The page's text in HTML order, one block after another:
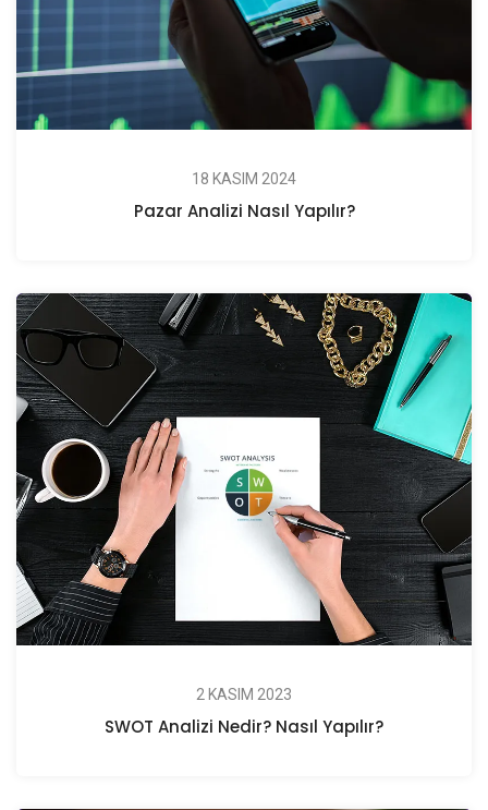
18 KASIM 2024
Pazar Analizi Nasıl Yapılır?
2 KASIM 2023
SWOT Analizi Nedir? Nasıl Yapılır?